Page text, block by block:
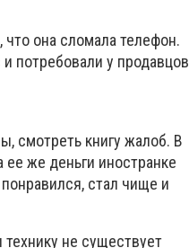
она сломала телефон.
потребовали у продавцов
смотреть книгу жалоб. В
же деньги иностранке
стал чище и
не существует